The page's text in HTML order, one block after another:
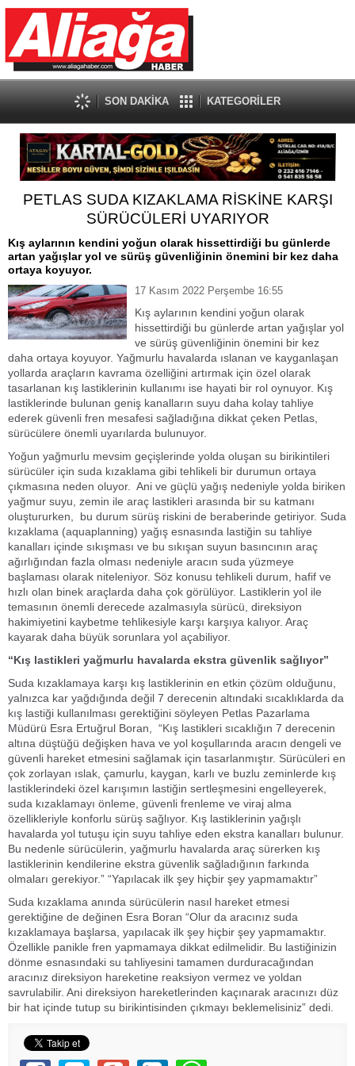
SON DAKİKA KATEGORİLER
PETLAS SUDA KIZAKLAMA RİSKİNE KARŞI
SÜRÜCÜLERİ UYARIYOR
Kış aylarının kendini yoğun olarak hissettirdiği bu günlerde
artan yağışlar yol ve sürüş güvenliğinin önemini bir kez daha
ortaya koyuyor.
17 Kasım 2022 Perşembe 16:55
Kış aylarının kendini yoğun olarak
hissettirdiği bu günlerde artan yağışlar yol
ve sürüş güvenliğinin önemini bir kez
daha ortaya koyuyor. Yağmurlu havalarda ıslanan ve kayganlaşan
yollarda araçların kavrama özelliğini artırmak için özel olarak
tasarlanan kış lastiklerinin kullanımı ise hayati bir rol oynuyor. Kış
lastiklerinde bulunan geniş kanalların suyu daha kolay tahliye
ederek güvenli fren mesafesi sağladığına dikkat çeken Petlas,
sürücülere önemli uyarılarda bulunuyor.
Yoğun yağmurlu mevsim geçişlerinde yolda oluşan su birikintileri
sürücüler için suda kızaklama gibi tehlikeli bir durumun ortaya
çıkmasına neden oluyor. Ani ve güçlü yağış nedeniyle yolda biriken
yağmur suyu, zemin ile araç lastikleri arasında bir su katmanı
oluştururken, bu durum sürüş riskini de beraberinde getiriyor. Suda
kızaklama (aquaplanning) yağış esnasında lastiğin su tahliye
kanalları içinde sıkışması ve bu sıkışan suyun basıncının araç
ağırlığından fazla olması nedeniyle aracın suda yüzmeye
başlaması olarak niteleniyor. Söz konusu tehlikeli durum, hafif ve
hızlı olan binek araçlarda daha çok görülüyor. Lastiklerin yol ile
temasının önemli derecede azalmasıyla sürücü, direksiyon
hakimiyetini kaybetme tehlikesiyle karşı karşıya kalıyor. Araç
kayarak daha büyük sorunlara yol açabiliyor.
“Kış lastikleri yağmurlu havalarda ekstra güvenlik sağlıyor”
Suda kızaklamaya karşı kış lastiklerinin en etkin çözüm olduğunu,
yalnızca kar yağdığında değil 7 derecenin altındaki sıcaklıklarda da
kış lastiği kullanılması gerektiğini söyleyen Petlas Pazarlama
Müdürü Esra Ertuğrul Boran, “Kış lastikleri sıcaklığın 7 derecenin
altına düştüğü değişken hava ve yol koşullarında aracın dengeli ve
güvenli hareket etmesini sağlamak için tasarlanmıştır. Sürücüleri en
çok zorlayan ıslak, çamurlu, kaygan, karlı ve buzlu zeminlerde kış
lastiklerindeki özel karışımın lastiğin sertleşmesini engelleyerek,
suda kızaklamayı önleme, güvenli frenleme ve viraj alma
özellikleriyle konforlu sürüş sağlıyor. Kış lastiklerinin yağışlı
havalarda yol tutuşu için suyu tahliye eden ekstra kanalları bulunur.
Bu nedenle sürücülerin, yağmurlu havalarda araç sürerken kış
lastiklerinin kendilerine ekstra güvenlik sağladığının farkında
olmaları gerekiyor.” “Yapılacak ilk şey hiçbir şey yapmamaktır”
Suda kızaklama anında sürücülerin nasıl hareket etmesi
gerektiğine de değinen Esra Boran “Olur da aracınız suda
kızaklamaya başlarsa, yapılacak ilk şey hiçbir şey yapmamaktır.
Özellikle panikle fren yapmamaya dikkat edilmelidir. Bu lastiğinizin
dönme esnasındaki su tahliyesini tamamen durduracağından
aracınız direksiyon hareketine reaksiyon vermez ve yoldan
savrulabilir. Ani direksiyon hareketlerinden kaçınarak aracınızı düz
bir hat içinde tutup su birikintisinden çıkmayı beklemelisiniz” dedi.